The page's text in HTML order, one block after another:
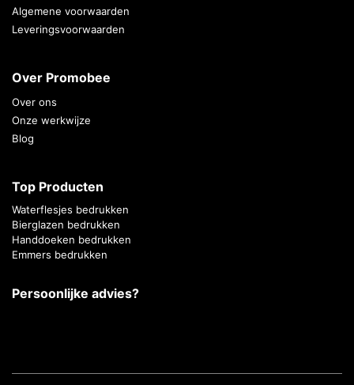
Algemene voorwaarden
Leveringsvoorwaarden
Over Promobee
Over ons
Onze werkwijze
Blog
Top Producten
Waterflesjes bedrukken
Bierglazen bedrukken
Handdoeken bedrukken
Emmers bedrukken
Persoonlijke advies?